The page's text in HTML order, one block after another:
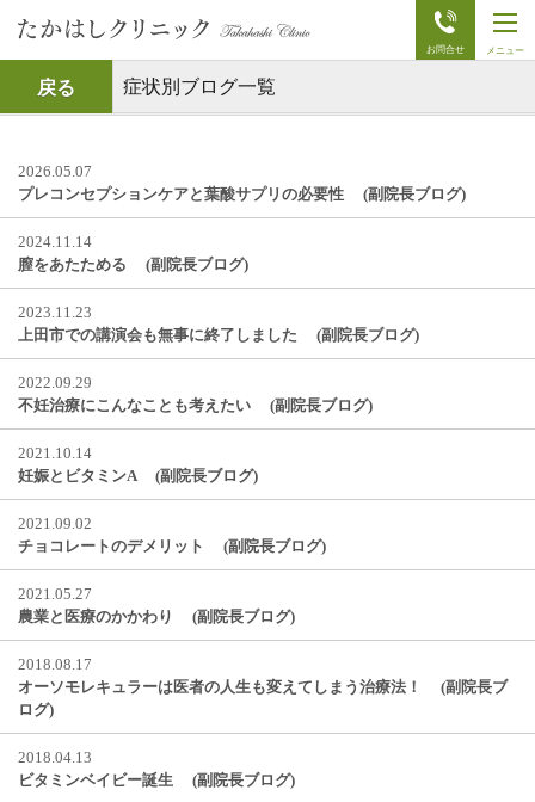
t
o
g
e
戻る 症状別ブログ一覧
2026.05.07
プレコンセプションケアと葉酸サプリの必要性 (副院長ブログ)
2024.11.14
膣をあたためる (副院長ブログ)
2023.11.23
上田市での講演会も無事に終了しました (副院長ブログ)
2022.09.29
不妊治療にこんなことも考えたい (副院長ブログ)
2021.10.14
妊娠とビタミンA (副院長ブログ)
2021.09.02
チョコレートのデメリット (副院長ブログ)
2021.05.27
農業と医療のかかわり (副院長ブログ)
2018.08.17
オーソモレキュラーは医者の人生も変えてしまう治療法！ (副院長ブ
ログ)
2018.04.13
ビタミンベイビー誕生 (副院長ブログ)